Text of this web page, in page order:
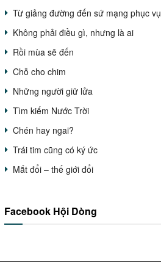
Từ giảng đường đến sứ mạng phục vụ
Không phải điều gì, nhưng là ai
Rồi mùa sẽ đến
Chỗ cho chim
Những người giữ lửa
Tìm kiếm Nước Trời
Chén hay ngai?
Trái tim cũng có ký ức
Mắt đổi – thế giới đổi
Facebook Hội Dòng